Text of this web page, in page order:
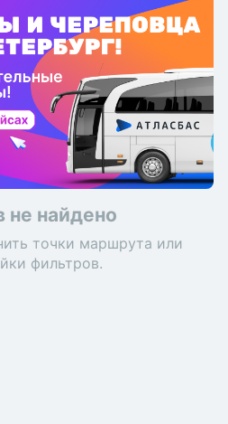
не найдено
точки маршрута или
фильтров.